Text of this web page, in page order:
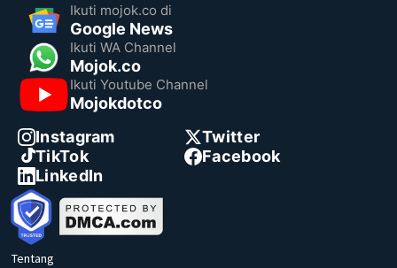
Ikuti mojok.co di
Google News
Ikuti WA Channel
Mojok.co
Ikuti Youtube Channel
Mojokdotco
Instagram
Twitter
TikTok
Facebook
LinkedIn
Tentang